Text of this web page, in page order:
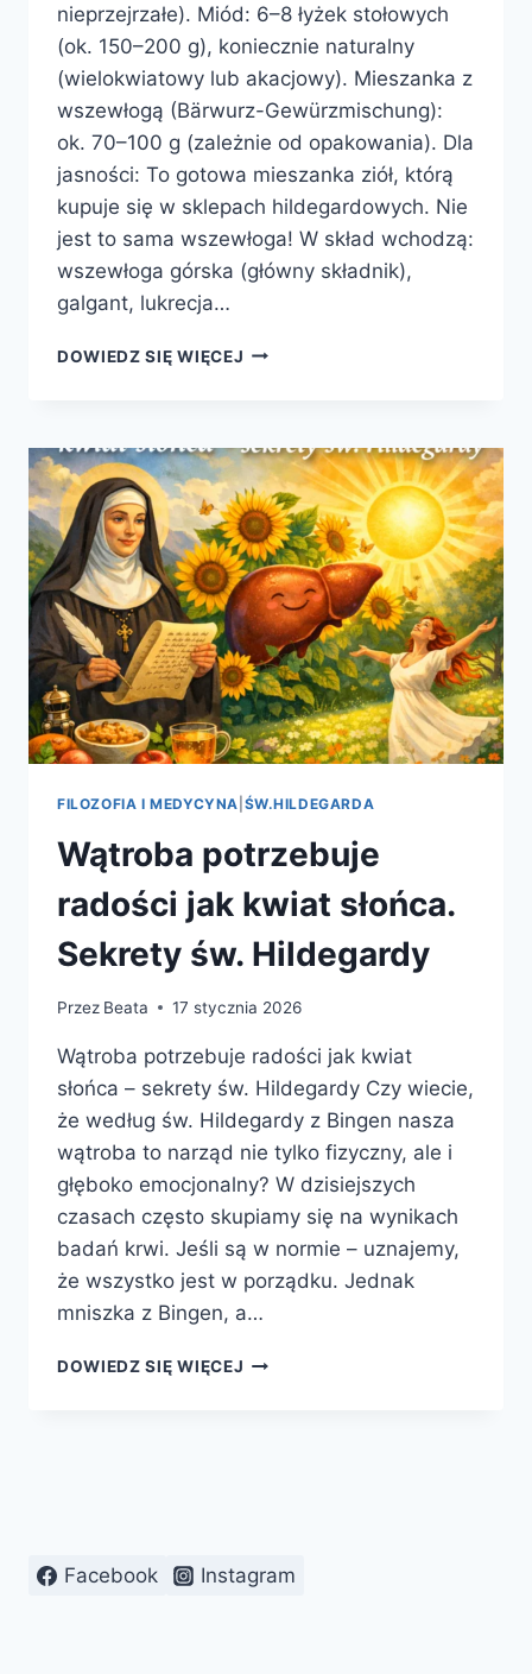
nieprzejrzałe). Miód: 6–8 łyżek stołowych
(ok. 150–200 g), koniecznie naturalny
(wielokwiatowy lub akacjowy). Mieszanka z
wszewłogą (Bärwurz-Gewürzmischung):
ok. 70–100 g (zależnie od opakowania). Dla
jasności: To gotowa mieszanka ziół, którą
kupuje się w sklepach hildegardowych. Nie
jest to sama wszewłoga! W skład wchodzą:
wszewłoga górska (główny składnik),
galgant, lukrecja…
DOWIEDZ SIĘ WIĘCEJ MIÓD
GÓRSKĄ
FILOZOFIA I MEDYCYNA ŚW.HILDEGARDA
Wątroba potrzebuje
radości jak kwiat słońca.
Sekrety św. Hildegardy
Przez Beata 17 stycznia 2026
Wątroba potrzebuje radości jak kwiat
słońca – sekrety św. Hildegardy Czy wiecie,
że według św. Hildegardy z Bingen nasza
wątroba to narząd nie tylko fizyczny, ale i
głęboko emocjonalny? W dzisiejszych
czasach często skupiamy się na wynikach
badań krwi. Jeśli są w normie – uznajemy,
że wszystko jest w porządku. Jednak
mniszka z Bingen, a…
DOWIEDZ SIĘ WIĘCEJ WĄTROBA
Facebook Instagram